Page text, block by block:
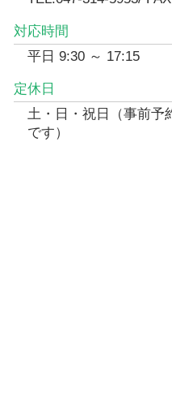
対応時間
平日 9:30 ～ 17:15
定休日
土・日・祝日（事前予
です）